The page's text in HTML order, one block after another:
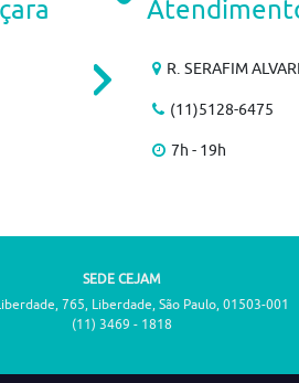
R. SERAFIM
(11)5128-6475
7h - 19h
SEDE CEJAM
765, Liberdade, São Paulo, 01503-001
(11) 3469 - 1818